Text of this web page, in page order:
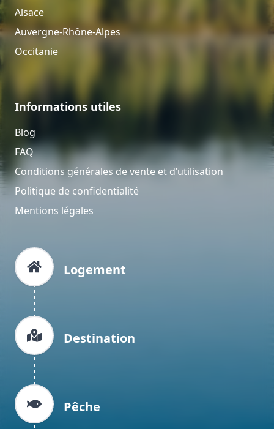
Alsace
Auvergne-Rhône-Alpes
Occitanie
Informations utiles
Blog
FAQ
Conditions générales de vente et d’utilisation
Politique de confidentialité
Mentions légales
Logement
Destination
Pêche